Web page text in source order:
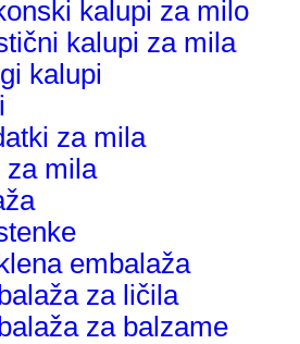
kalupi za milo
kalupi za mila
kalupi
za mila
za mila
embalaža
za ličila
za balzame